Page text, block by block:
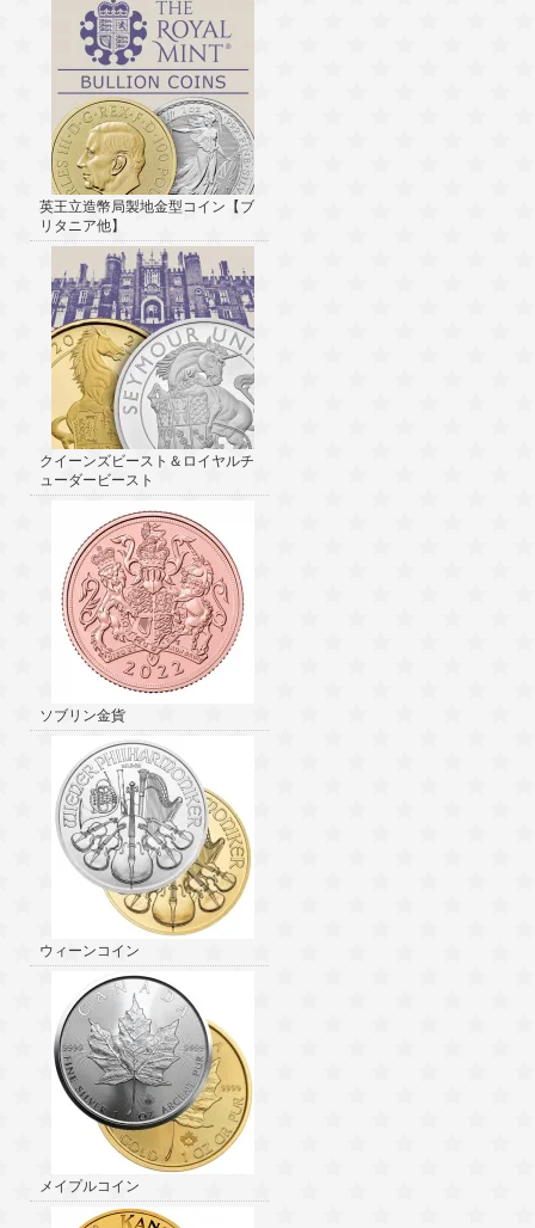
英王立造幣局製地金型コイン【ブ
リタニア他】
クイーンズビースト＆ロイヤルチ
ューダービースト
ソブリン金貨
ウィーンコイン
メイプルコイン